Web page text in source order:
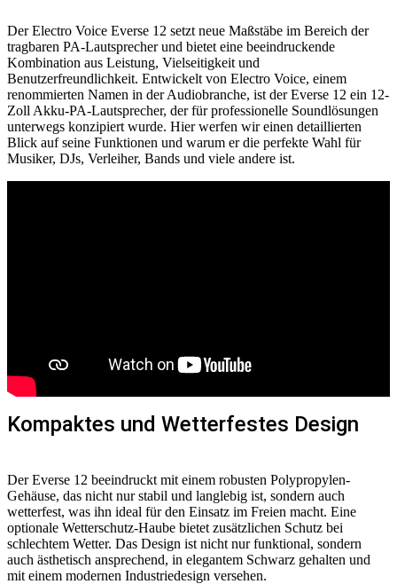
Der Electro Voice Everse 12 setzt neue Maßstäbe im Bereich der
tragbaren PA-Lautsprecher und bietet eine beeindruckende
Kombination aus Leistung, Vielseitigkeit und
Benutzerfreundlichkeit. Entwickelt von Electro Voice, einem
renommierten Namen in der Audiobranche, ist der Everse 12 ein 12-
Zoll Akku-PA-Lautsprecher, der für professionelle Soundlösungen
unterwegs konzipiert wurde. Hier werfen wir einen detaillierten
Blick auf seine Funktionen und warum er die perfekte Wahl für
Musiker, DJs, Verleiher, Bands und viele andere ist.
Kompaktes und Wetterfestes Design
Der Everse 12 beeindruckt mit einem robusten Polypropylen-
Gehäuse, das nicht nur stabil und langlebig ist, sondern auch
wetterfest, was ihn ideal für den Einsatz im Freien macht. Eine
optionale Wetterschutz-Haube bietet zusätzlichen Schutz bei
schlechtem Wetter. Das Design ist nicht nur funktional, sondern
auch ästhetisch ansprechend, in elegantem Schwarz gehalten und
mit einem modernen Industriedesign versehen.